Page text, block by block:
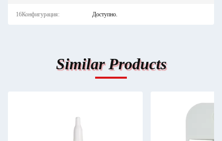
16Конфигурация: Доступно.
Similar Products